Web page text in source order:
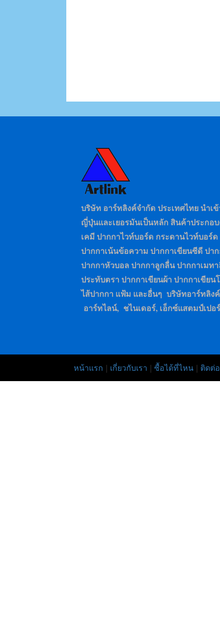
บริษัท อาร์ทลิงค์จำกัด ประเทศไทย นำเ
ญี่ปุ่นและเยอรมันเป็นหลัก สินค้าประกอ
เคมี ปากกาไวท์บอร์ด กระดานไวท์บอร์
ปากกาเน้นข้อความ ปากกาเขียนซีดี
ปากกาหัวบอล ปากกาลูกลื่น ปากกาเม
ประทับตรา ปากกาเขียนผ้า ปากกาเขีย
ไส้ปากกา แฟ้ม และอื่นๆ บริษัทอาร์ทลิง
อาร์ทไลน์, ชไนเดอร์, เอ็กซ์แสตมป์เปอ
หน้าแรก | เกี่ยวกับเรา | ซื้อได้ที่ไหน | ติดต่